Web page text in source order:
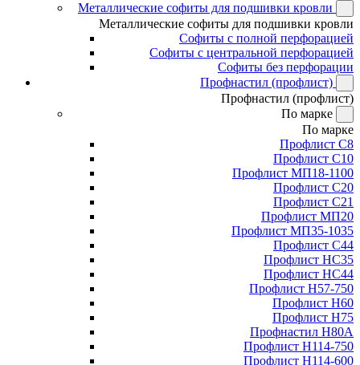
Металлические софиты для подшивки кровли
Металлические софиты для подшивки кровли
Софиты с полной перфорацией
Софиты с центральной перфорацией
Софиты без перфорации
Профнастил (профлист)
Профнастил (профлист)
По марке
По марке
Профлист С8
Профлист С10
Профлист МП18-1100
Профлист С20
Профлист С21
Профлист МП20
Профлист МП35-1035
Профлист С44
Профлист НС35
Профлист НС44
Профлист Н57-750
Профлист Н60
Профлист Н75
Профнастил Н80А
Профлист Н114-750
Профлист Н114-600